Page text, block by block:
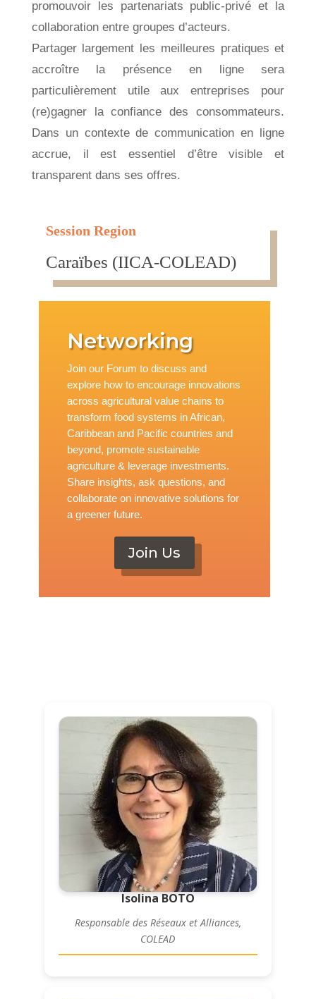
promouvoir les partenariats public-privé et la
collaboration entre groupes d’acteurs.
Partager largement les meilleures pratiques et
accroître la présence en ligne sera
particulièrement utile aux entreprises pour
(re)gagner la confiance des consommateurs.
Dans un contexte de communication en ligne
accrue, il est essentiel d’être visible et
transparent dans ses offres.
Session Region
Caraïbes (IICA-COLEAD)
Networking
Join our Forum to discuss and
explore how to encourage innovations
across agricultural value chains to
transform food systems in African,
Caribbean and Pacific countries and
beyond, promote sustainable
agriculture & leverage investments.
Share insights, ask questions, and
collaborate on innovative solutions for
a greener future.
Join Us
Isolina BOTO
Responsable des Réseaux et Alliances,
COLEAD